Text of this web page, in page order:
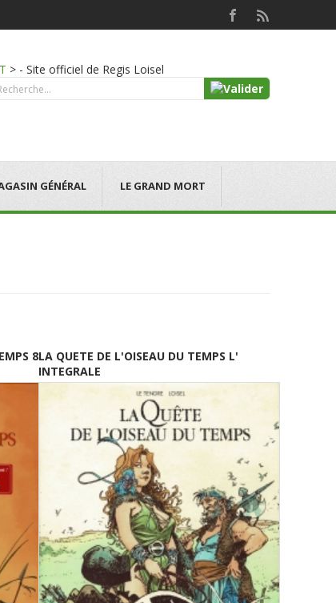
> - Site officiel de Regis Loisel
GÉNÉRAL LE GRAND MORT
8LA QUETE DE L'OISEAU DU TEMPS L'
INTEGRALE